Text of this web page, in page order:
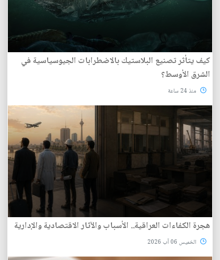
كيف يتأثر تصنيع البلاستيك بالاضطرابات الجيوسياسية في
الشرق الأوسط؟
منذ 24 ساعة
هجرة الكفاءات العراقية.. الأسباب والآثار الاقتصادية والإدارية
الخميس 06 آب 2026